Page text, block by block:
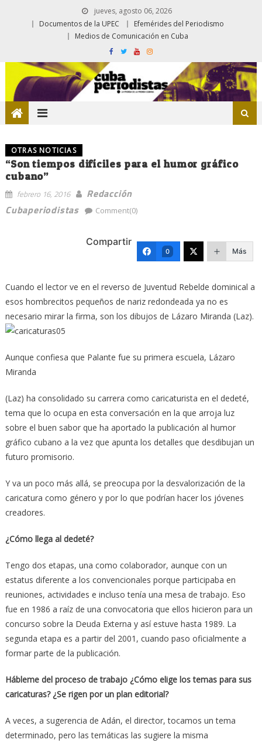
jueves, agosto 06, 2026
Documentos de la UPEC
Efemérides del Periodismo
Medios de Comunicación en Cuba
OTRAS NOTICIAS
“Son tiempos difíciles para el humor gráfico
cubano”
febrero 16, 2016
Redacción
Cubaperiodistas
Comment(0)
Compartir
0 Más
Cuando el lector ve en el reverso de Juventud Rebelde dominical a
esos hombrecitos pequeños de nariz redondeada ya no es
necesario mirar la firma, son los dibujos de Lázaro Miranda (Laz).
Aunque confiesa que Palante fue su primera escuela, Lázaro
Miranda
(Laz) ha consolidado su carrera como caricaturista en el dedeté,
tema que lo ocupa en esta conversación en la que arroja luz
sobre el buen sabor que ha aportado la publicación al humor
gráfico cubano a la vez que apunta los detalles que desdibujan un
futuro promisorio.
Y va un poco más allá, se preocupa por la desvalorización de la
caricatura como género y por lo que podrían hacer los jóvenes
creadores.
¿Cómo llega al dedeté?
Tengo dos etapas, una como colaborador, aunque con un
estatus diferente a los convencionales porque participaba en
reuniones, actividades e incluso tenía una mesa de trabajo. Eso
fue en 1986 a raíz de una convocatoria que ellos hicieron para un
concurso sobre la Deuda Externa y así estuve hasta 1989. La
segunda etapa es a partir del 2001, cuando paso oficialmente a
formar parte de la publicación.
Hábleme del proceso de trabajo ¿Cómo elige los temas para sus
caricaturas? ¿Se rigen por un plan editorial?
A veces, a sugerencia de Adán, el director, tocamos un tema
determinado, pero las temáticas las sugiere la misma